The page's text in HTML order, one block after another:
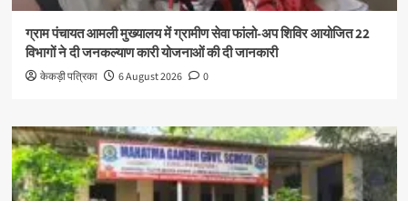
ग्राम पंचायत आमली मुख्यालय में ग्रामीण सेवा फांलो-अप शिविर आयोजित 22
विभागों ने दी जनकल्याण कारी योजनाओं की दी जानकारी
केकड़ी पत्रिका 6 August 2026 0